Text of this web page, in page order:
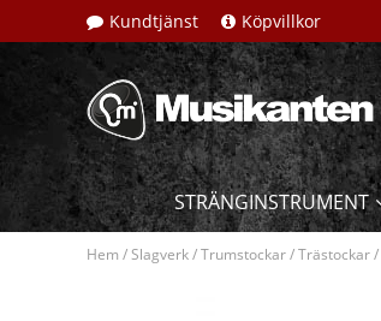
Kundtjänst Köpvillkor
STRÄNGINSTRUMENT
Hem /Slagverk/Trumstockar/Trästockar/